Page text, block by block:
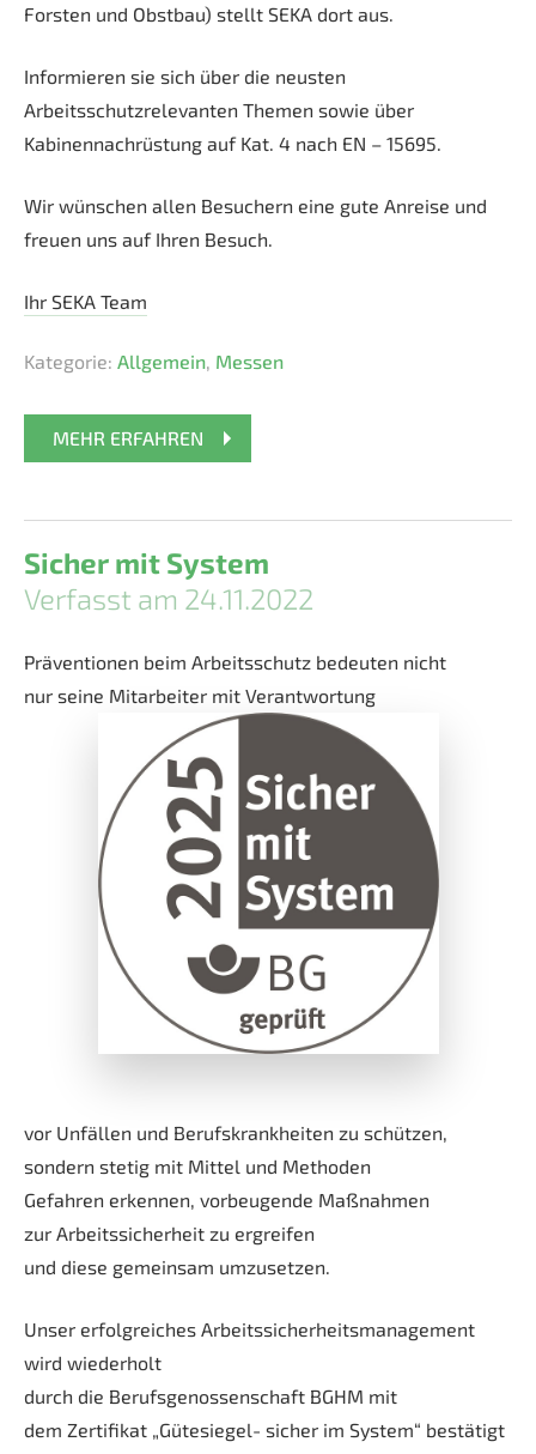
Forsten und Obstbau) stellt SEKA dort aus.
Informieren sie sich über die neusten
Arbeitsschutzrelevanten Themen sowie über
Kabinennachrüstung auf Kat. 4 nach EN – 15695.
Wir wünschen allen Besuchern eine gute Anreise und
freuen uns auf Ihren Besuch.
Ihr SEKA Team
Kategorie: Allgemein, Messen
MEHR ERFAHREN
Sicher mit System
Verfasst am 24.11.2022
Präventionen beim Arbeitsschutz bedeuten nicht
nur seine Mitarbeiter mit Verantwortung
vor Unfällen und Berufskrankheiten zu schützen,
sondern stetig mit Mittel und Methoden
Gefahren erkennen, vorbeugende Maßnahmen
zur Arbeitssicherheit zu ergreifen
und diese gemeinsam umzusetzen.
Unser erfolgreiches Arbeitssicherheitsmanagement
wird wiederholt
durch die Berufsgenossenschaft BGHM mit
dem Zertifikat „Gütesiegel- sicher im System“ bestätigt